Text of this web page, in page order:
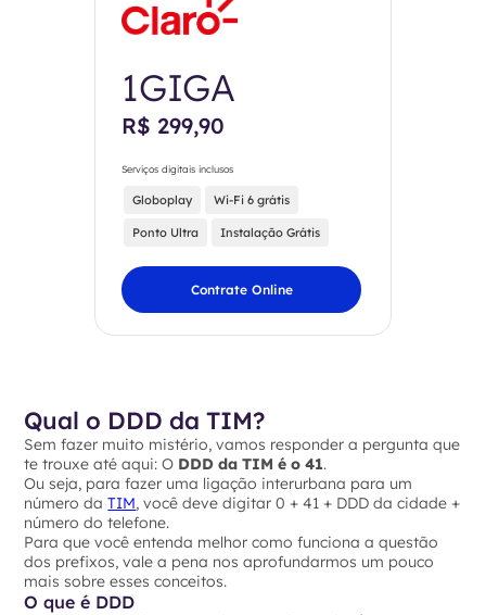
1GIGA
R$ 299,90
Serviços digitais inclusos
Globoplay Wi-Fi 6 grátis
Ponto Ultra Instalação Grátis
Contrate Online
Qual o DDD da TIM?
Sem fazer muito mistério, vamos responder a pergunta que
te trouxe até aqui: O DDD da TIM é o 41.
Ou seja, para fazer uma ligação interurbana para um
número daTIM, você deve digitar 0 + 41 + DDD da cidade +
número do telefone.
Para que você entenda melhor como funciona a questão
dos prefixos, vale a pena nos aprofundarmos um pouco
mais sobre esses conceitos.
O que é DDD